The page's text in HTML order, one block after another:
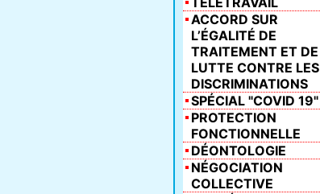
ACCORD SUR
L’ÉGALITÉ DE
TRAITEMENT ET DE
LUTTE CONTRE LES
DISCRIMINATIONS
SPÉCIAL "COVID 19"
PROTECTION
FONCTIONNELLE
DÉONTOLOGIE
NÉGOCIATION
COLLECTIVE